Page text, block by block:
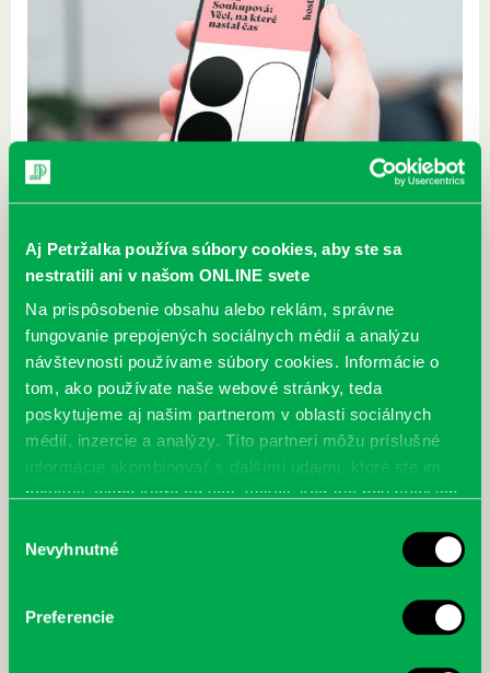
Aj Petržalka používa súbory cookies, aby ste sa
nestratili ani v našom ONLINE svete
Na prispôsobenie obsahu alebo reklám, správne
fungovanie prepojených sociálnych médií a analýzu
návštevnosti používame súbory cookies. Informácie o
tom, ako používate naše webové stránky, teda
poskytujeme aj našim partnerom v oblasti sociálnych
médií, inzercie a analýzy. Títo partneri môžu príslušné
informácie skombinovať s ďalšími údajmi, ktoré ste im
poskytli, alebo ktoré od vás získali, keď ste používali ich
súhlasu
Nevyhnutné
Preferencie